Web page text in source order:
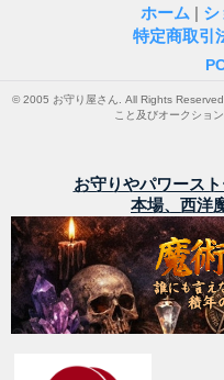
ホーム | シ
特定商取引
© 2005 お守り屋さん. All Rights
こと及びオークショ
お守りやパワース
本場、西洋